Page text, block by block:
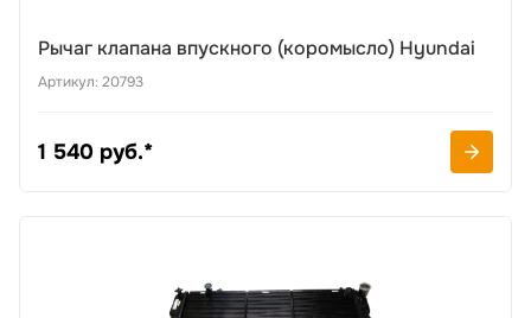
Рычаг клапана впускного (коромысло) Hyundai
Артикул: 20793
1 540 руб.*